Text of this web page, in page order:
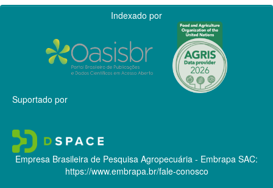
Indexado por
Suportado por
Empresa Brasileira de Pesquisa Agropecuária - Embrapa SAC:
https://www.embrapa.br/fale-conosco